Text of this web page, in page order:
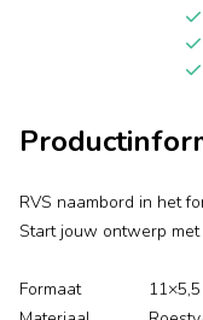
RVS naambord in het
Start jouw ontwerp
Formaat 11×5,5